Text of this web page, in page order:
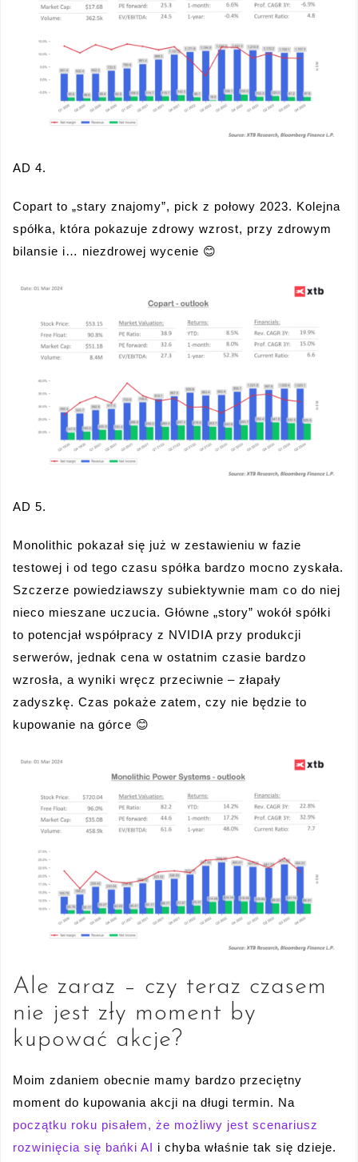
AD 4.
Copart to „stary znajomy”, pick z połowy 2023. Kolejna
spółka, która pokazuje zdrowy wzrost, przy zdrowym
bilansie i… niezdrowej wycenie 😊
AD 5.
Monolithic pokazał się już w zestawieniu w fazie
testowej i od tego czasu spółka bardzo mocno zyskała.
Szczerze powiedziawszy subiektywnie mam co do niej
nieco mieszane uczucia. Główne „story” wokół spółki
to potencjał współpracy z NVIDIA przy produkcji
serwerów, jednak cena w ostatnim czasie bardzo
wzrosła, a wyniki wręcz przeciwnie – złapały
zadyszkę. Czas pokaże zatem, czy nie będzie to
kupowanie na górce 😊
Ale zaraz – czy teraz czasem
nie jest zły moment by
kupować akcje?
Moim zdaniem obecnie mamy bardzo przeciętny
moment do kupowania akcji na długi termin. Na
początku roku pisałem, że możliwy jest scenariusz
rozwinięcia się bańki AI i chyba właśnie tak się dzieje.